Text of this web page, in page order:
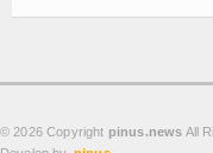
© 2026 Copyright pinus.news All